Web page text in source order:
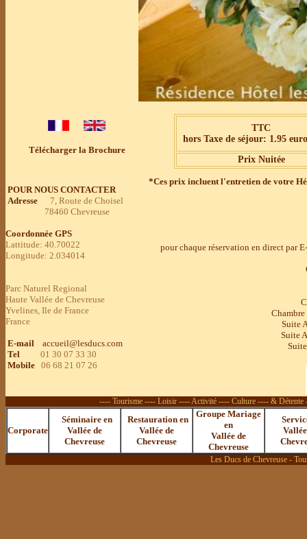
Télécharger la Brochure
POUR NOUS CONTACTER
Adresse
7, Route de Choisel
78460 Chevreuse
Coordonnée GPS
Lattitude: 40.70022
Longitude: 2.034014
Parc Naturel Regional
Haute Vallée de Chevreuse
Yvelines, Ile de France
France
E-mail accueil@lesducs.com
Tel
01 30 07 33 30
Mobile 06 68 21 07 26
TTC
hors Taxe de séjour: 1.95
Prix Nuitée
*Ces prix incluent l'entretien de votre
pour chaque réservation en direct par
Suite
Suite
---- Tourisme ---- Loisir ---- Activité ---- Culture ---- & Détente
Corporate
Séminaire en
Vallée de
Chevreuse
Restauration en
Vallée de
Chevreuse
Groupe Mariage
en
Vallée de
Chevreuse
Les Ducs de Chevreuse -